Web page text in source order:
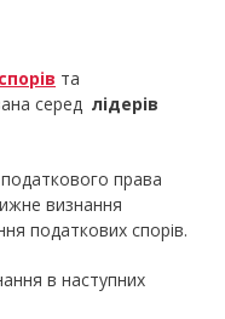
та
серед лідерів
права
визнання
податкових спорів.
в наступних